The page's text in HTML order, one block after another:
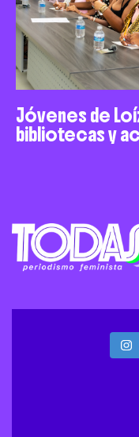
Jóvenes de
bibliotecas y